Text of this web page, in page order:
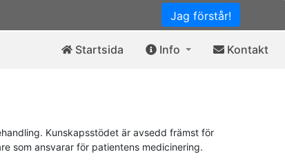
Jag förstår!
Startsida Info Kontakt
Kunskapsstödet är avsedd främst för
som ansvarar för patientens medicinering.